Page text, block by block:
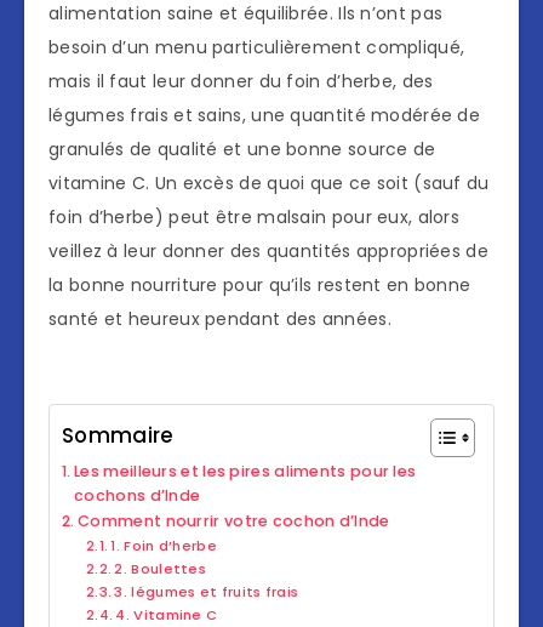
alimentation saine et équilibrée. Ils n’ont pas
besoin d’un menu particulièrement compliqué,
mais il faut leur donner du foin d’herbe, des
légumes frais et sains, une quantité modérée de
granulés de qualité et une bonne source de
vitamine C. Un excès de quoi que ce soit (sauf du
foin d’herbe) peut être malsain pour eux, alors
veillez à leur donner des quantités appropriées de
la bonne nourriture pour qu’ils restent en bonne
santé et heureux pendant des années.
Sommaire
Les meilleurs et les pires aliments pour les
cochons d’Inde
Comment nourrir votre cochon d’Inde
1. Foin d’herbe
2. Boulettes
3. légumes et fruits frais
4. Vitamine C